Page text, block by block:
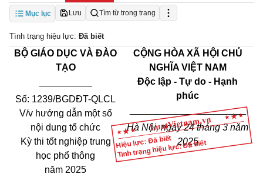
Mục lục Lưu Tìm từ trong trang
Tình trạng hiệu lực: Đã biết
Hiệu lực: Đã biết
Tình trạng hiệu lực: Đã biết
BỘ GIÁO DỤC VÀ ĐÀO
TẠO
Số: 1239/BGDĐT-QLCL
V/v hướng dẫn một số
nội dung tổ chức
Kỳ thi tốt nghiệp trung
học phổ thông
năm 2025
CỘNG HÒA XÃ HỘI CHỦ
NGHĨA VIỆT NAM
Độc lập - Tự do - Hạnh
phúc
______________________
Hà Nội, ngày 24 tháng 3 năm
2025